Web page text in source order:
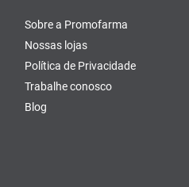
Sobre a Promofarma
Nossas lojas
Política de Privacidade
Trabalhe conosco
Blog